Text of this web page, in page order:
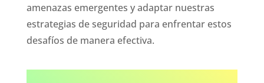
amenazas emergentes y adaptar nuestras
estrategias de seguridad para enfrentar estos
desafíos de manera efectiva.